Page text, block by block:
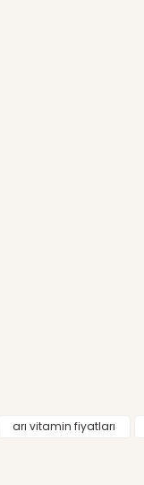
arı vitamin fiyatları